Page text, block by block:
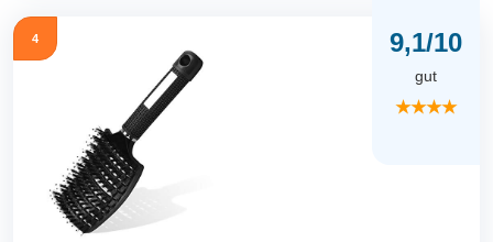
4 9,1/10
gut
★★★★